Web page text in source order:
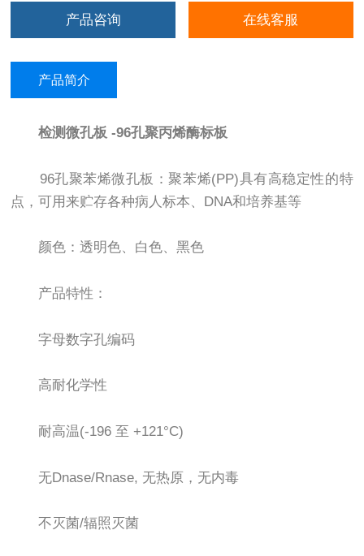
产品咨询 在线客服
产品简介
检测微孔板 -96孔聚丙烯酶标板
96孔聚苯烯微孔板：聚苯烯(PP)具有高稳定性的特
点，可用来贮存各种病人标本、DNA和培养基等
颜色：透明色、白色、黑色
产品特性：
字母数字孔编码
高耐化学性
耐高温(-196 至 +121°C)
无Dnase/Rnase, 无热原，无内毒
不灭菌/辐照灭菌